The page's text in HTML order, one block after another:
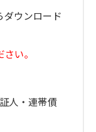
ダウンロード
い。
人・連帯債